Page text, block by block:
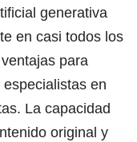
generativa
en casi todos los
para
en
La capacidad
original y